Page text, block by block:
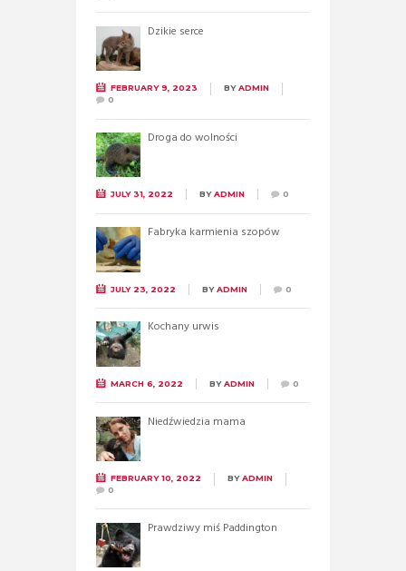
Dzikie serce
FEBRUARY 9, 2023 BYADMIN
0
Droga do wolności
JULY 31, 2022 BYADMIN 0
Fabryka karmienia szopów
JULY 23, 2022 BYADMIN 0
Kochany urwis
MARCH 6, 2022 BYADMIN 0
Niedźwiedzia mama
FEBRUARY 10, 2022 BYADMIN
0
Prawdziwy miś Paddington